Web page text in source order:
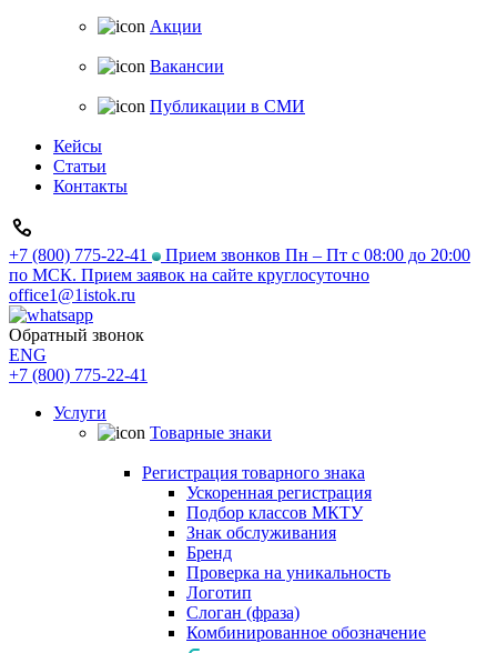
Акции
Вакансии
Публикации в СМИ
Кейсы
Статьи
Контакты
+7 (800) 775-22-41
Прием звонков Пн – Пт с 08:00 до 20:00
по МСК. Прием заявок на сайте круглосуточно
office1@1istok.ru
Обратный звонок
ENG
+7 (800) 775-22-41
Услуги
Товарные знаки
Регистрация товарного знака
Ускоренная регистрация
Подбор классов МКТУ
Знак обслуживания
Бренд
Проверка на уникальность
Логотип
Слоган (фраза)
Комбинированное обозначение